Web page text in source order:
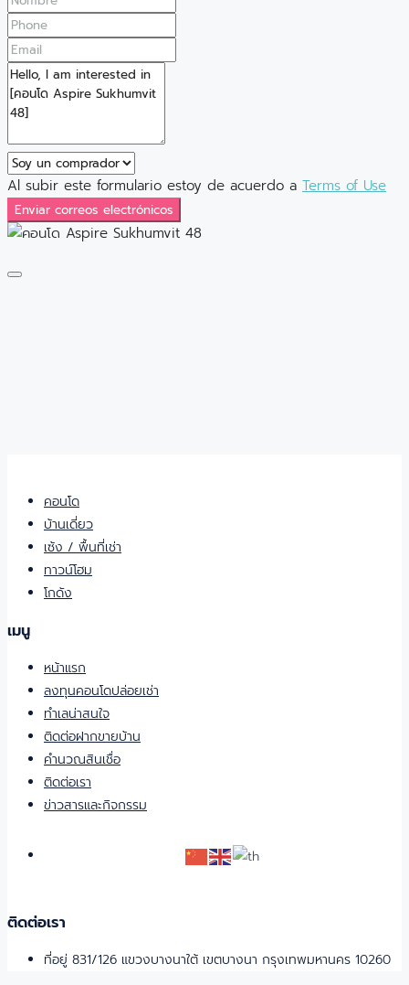
Al subir este formulario estoy de acuerdo a Terms of Use
Enviar correos electrónicos
คอนโด
บ้านเดี่ยว
เซ้ง / พื้นที่เช่า
ทาวน์โฮม
โกดัง
เมนู
หน้าแรก
ลงทุนคอนโดปล่อยเช่า
ทำเลน่าสนใจ
ติดต่อฝากขายบ้าน
คำนวณสินเชื่อ
ติดต่อเรา
ข่าวสารและกิจกรรม
ติดต่อเรา
ที่อยู่ 831/126 แขวงบางนาใต้ เขตบางนา กรุงเทพมหานคร 10260